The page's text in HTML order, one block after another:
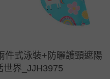
件式泳裝+防曬護頸遮陽
世界_JJH3975